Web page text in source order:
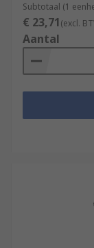
Subtotaal (1
€ 23,71(excl.
Aantal